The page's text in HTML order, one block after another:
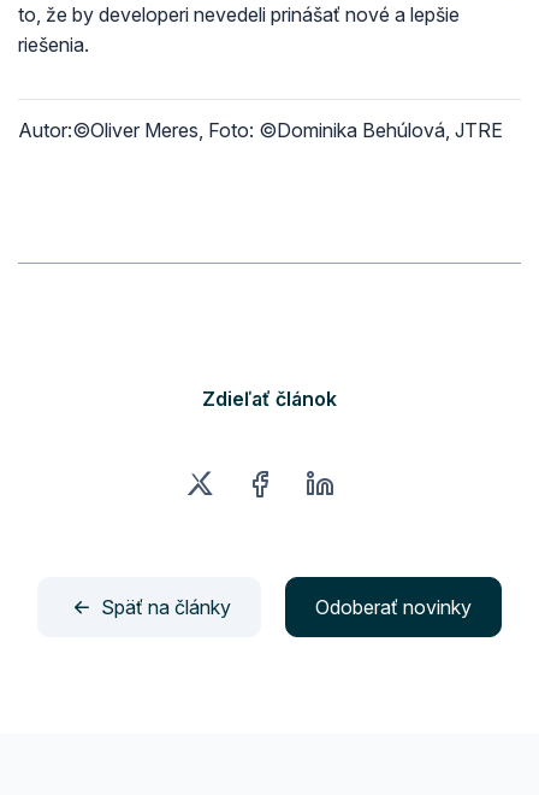
to, že by developeri nevedeli prinášať nové a lepšie
riešenia.
Autor:©Oliver Meres, Foto: ©Dominika Behúlová, JTRE
Zdieľať článok
Späť na články Odoberať novinky